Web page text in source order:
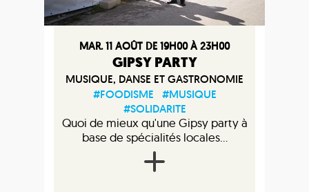
MAR. 11 AOÛT DE 19H00 À 23H00
GIPSY PARTY
MUSIQUE, DANSE ET GASTRONOMIE
#FOODISME
#MUSIQUE
#SOLIDARITE
Quoi de mieux qu'une Gipsy party à
base de spécialités locales...